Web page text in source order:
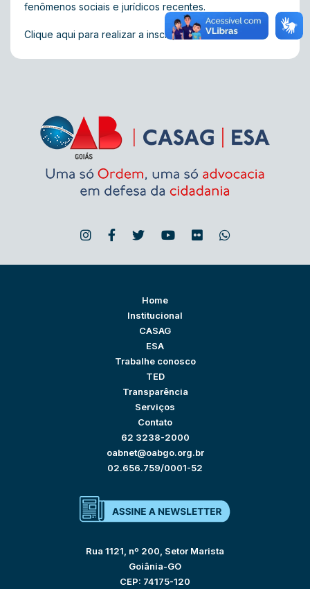
fenômenos sociais e jurídicos recentes.
Clique aqui para realizar a inscrição
Home
Institucional
CASAG
ESA
Trabalhe conosco
TED
Transparência
Serviços
Contato
62 3238-2000
oabnet@oabgo.org.br
02.656.759/0001-52
Rua 1121, nº 200, Setor Marista
Goiânia-GO
CEP: 74175-120